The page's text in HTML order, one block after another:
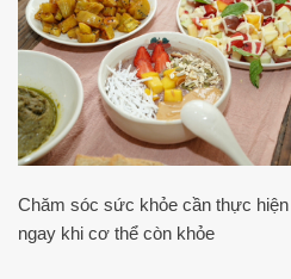
Chăm sóc sức khỏe cần thực hiện
ngay khi cơ thể còn khỏe